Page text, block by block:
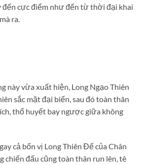
đến cực điểm như đến từ thời đại khai
ra.
này vừa xuất hiện, Long Ngạo Thiên
sắc mặt đại biến, sau đó toàn thân
thổ huyết bay ngược giữa không
cả bốn vị Long Thiên Đế của Chân
chiến đấu cũng toàn thân run lên, tê